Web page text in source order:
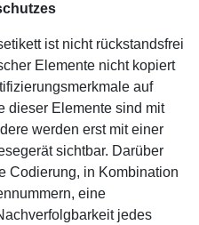
ist nicht rückstandsfrei
Elemente nicht kopiert
auf
dieser Elemente sind mit
werden erst mit einer
sichtbar. Darüber
Codierung, in Kombination
eine
jedes